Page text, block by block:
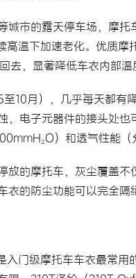
城市的露天停车场，摩
温下加速老化。优质摩
，显著降低车衣内部温
10月），几乎每天都
，电子元器件的接头处
）和透气性能（
放的摩托车，灰尘覆盖
的防尘功能可以完全隔
门级摩托车车衣最常用